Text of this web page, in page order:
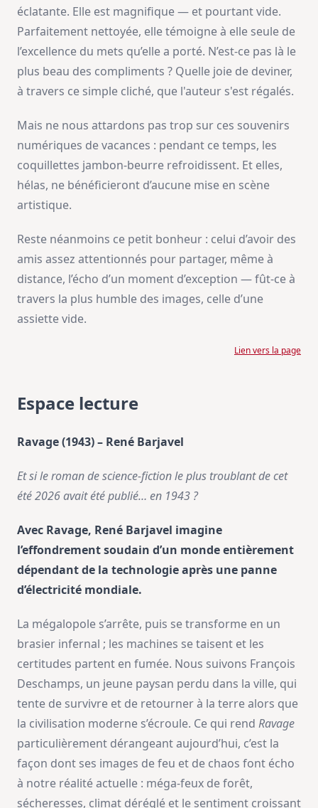
éclatante. Elle est magnifique — et pourtant vide.
Parfaitement nettoyée, elle témoigne à elle seule de
l’excellence du mets qu’elle a porté. N’est-ce pas là le
plus beau des compliments ? Quelle joie de deviner,
à travers ce simple cliché, que l'auteur s'est régalés.
Mais ne nous attardons pas trop sur ces souvenirs
numériques de vacances : pendant ce temps, les
coquillettes jambon-beurre refroidissent. Et elles,
hélas, ne bénéficieront d’aucune mise en scène
artistique.
Reste néanmoins ce petit bonheur : celui d’avoir des
amis assez attentionnés pour partager, même à
distance, l’écho d’un moment d’exception — fût-ce à
travers la plus humble des images, celle d’une
assiette vide.
Lien vers la page
Espace lecture
Ravage (1943) – René Barjavel
Et si le roman de science-fiction le plus troublant de cet
été 2026 avait été publié… en 1943 ?
Avec Ravage, René Barjavel imagine
l’effondrement soudain d’un monde entièrement
dépendant de la technologie après une panne
d’électricité mondiale.
La mégalopole s’arrête, puis se transforme en un
brasier infernal ; les machines se taisent et les
certitudes partent en fumée. Nous suivons François
Deschamps, un jeune paysan perdu dans la ville, qui
tente de survivre et de retourner à la terre alors que
la civilisation moderne s’écroule. Ce qui rend Ravage
particulièrement dérangeant aujourd’hui, c’est la
façon dont ses images de feu et de chaos font écho
à notre réalité actuelle : méga-feux de forêt,
sécheresses, climat déréglé et le sentiment croissant